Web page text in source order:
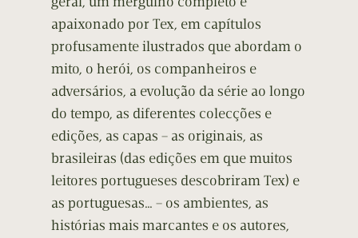
apaixonado por Tex, em capítulos
profusamente ilustrados que abordam o
mito, o herói, os companheiros e
adversários, a evolução da série ao longo
do tempo, as diferentes colecções e
edições, as capas – as originais, as
brasileiras (das edições em que muitos
leitores portugueses descobriram Tex) e
as portuguesas… – os ambientes, as
histórias mais marcantes e os autores,